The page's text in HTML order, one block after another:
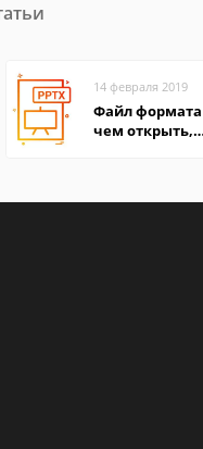
14 февраля 2019
Файл
чем открыть,